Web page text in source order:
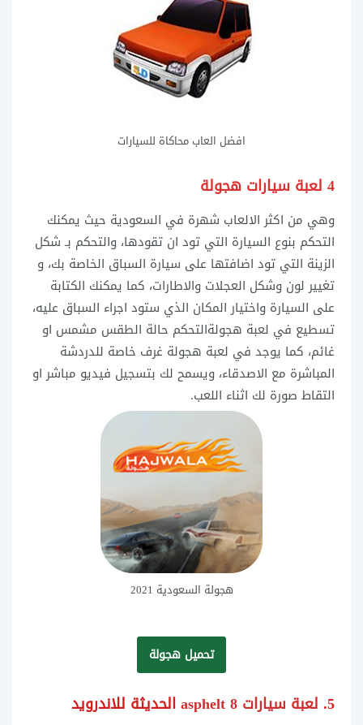
افضل العاب محاكاة للسيارات
4 لعبة سيارات هجولة
وهي من اكثر الالعاب شهرة في السعودية حيث يمكنك
التحكم بنوع السيارة التي تود ان تقودها، والتحكم بـ شكل
الزينة التي تود اضافتها على سيارة السباق الخاصة بك، و
تغيير لون وشكل العجلات والاطارات، كما يمكنك الكتابة
على السيارة واختيار المكان الذي ستود اجراء السباق عليه،
تسطيع في لعبة هجولةالتحكم حالة الطقس مشمس او
غائم، كما يوجد في لعبة هجولة غرف خاصة للدردشة
المباشرة مع الاصدقاء، ويسمح لك بتسجيل فيديو مباشر او
التقاط صورة لك اثناء اللعب.
هجولة السعودية 2021
تحميل هجولة
5. لعبة سيارات asphelt 8 الحديثة للاندرويد